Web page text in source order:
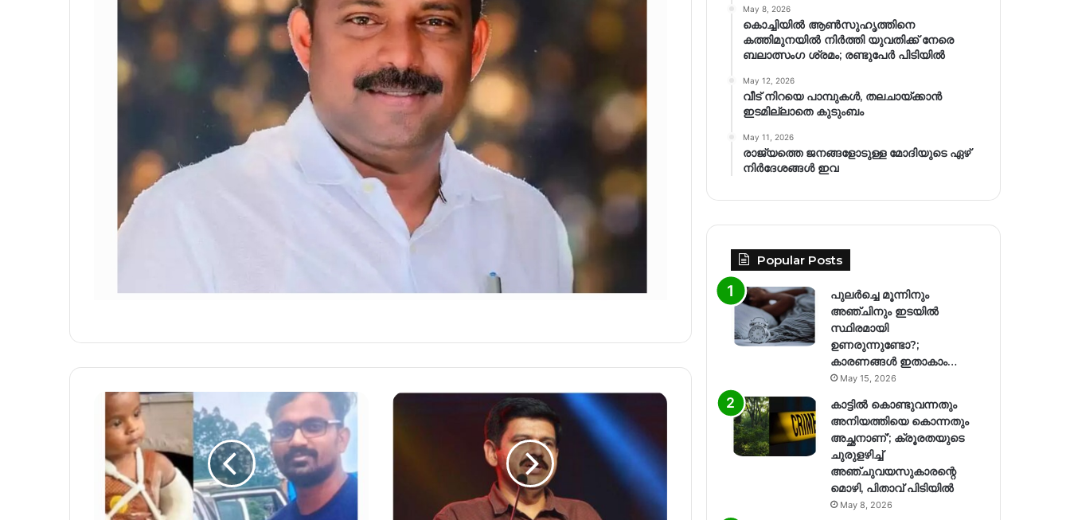
May 8, 2026
കൊച്ചിയിൽ ആൺസുഹൃത്തിനെ
കത്തിമുനയിൽ നിർത്തി യുവതിക്ക് നേരെ
ബലാത്സംഗ​ ശ്രമം; രണ്ടുപേർ പിടിയിൽ
May 12, 2026
വീട് നിറയെ പാമ്പുകൾ, തലചായ്ക്കാൻ
ഇടമില്ലാതെ കുടുംബം
May 11, 2026
രാജ്യത്തെ ജനങ്ങളോടുള്ള മോദിയുടെ ഏഴ്
നിര്‍ദേശങ്ങള്‍ ഇവ
Popular Posts
പുലർച്ചെ മൂന്നിനും
അഞ്ചിനും ഇടയിൽ
സ്ഥിരമായി
ഉണരുന്നുണ്ടോ?;
കാരണങ്ങള്‍ ഇതാകാം…
May 15, 2026
കാട്ടിൽ കൊണ്ടുവന്നതും
അനിയത്തിയെ കൊന്നതും
അച്ഛനാണ്’; ക്രൂരതയുടെ
ചുരുളഴിച്ച്
അഞ്ചുവയസുകാരന്റെ
മൊഴി, പിതാവ് പിടിയിൽ
May 8, 2026